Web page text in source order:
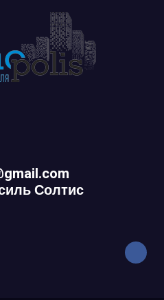
Солтис